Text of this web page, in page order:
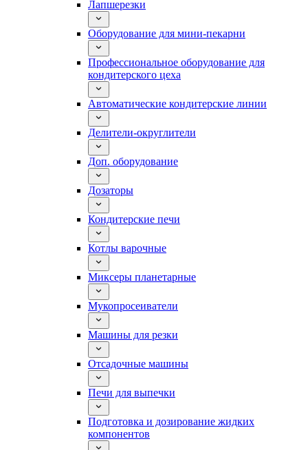
Лапшерезки
Оборудование для мини-пекарни
Профессиональное оборудование для
кондитерского цеха
Автоматические кондитерские линии
Делители-округлители
Доп. оборудование
Дозаторы
Кондитерские печи
Котлы варочные
Миксеры планетарные
Мукопросеиватели
Машины для резки
Отсадочные машины
Печи для выпечки
Подготовка и дозирование жидких
компонентов